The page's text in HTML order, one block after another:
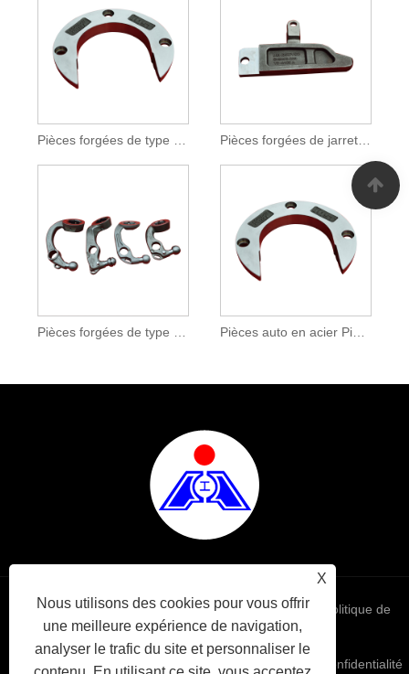
X
Nous utilisons des cookies pour vous offrir
une meilleure expérience de navigation,
analyser le trafic du site et personnaliser le
Links Sitemap RSS XML politique de
confidentialité